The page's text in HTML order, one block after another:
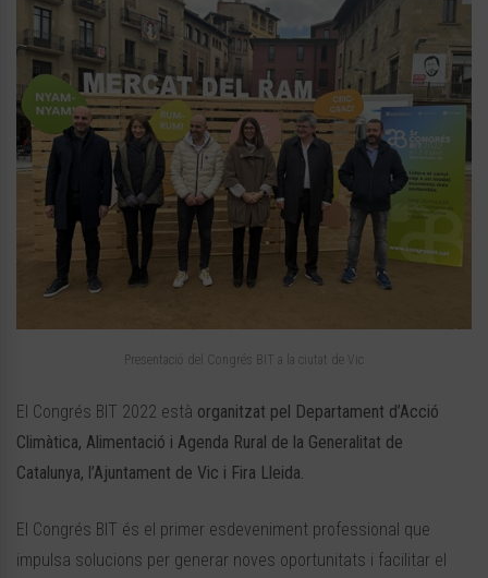
Presentació del Congrés BIT a la ciutat de Vic
El Congrés BIT 2022 està organitzat pel Departament d’Acció
Climàtica, Alimentació i Agenda Rural de la Generalitat de
Catalunya, l’Ajuntament de Vic i Fira Lleida.
El Congrés BIT és el primer esdeveniment professional que
impulsa solucions per generar noves oportunitats i facilitar el